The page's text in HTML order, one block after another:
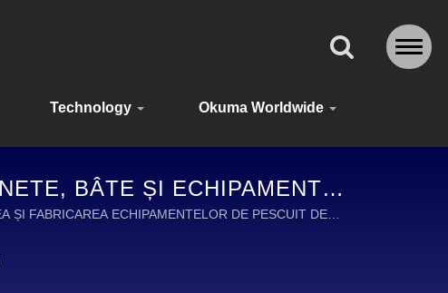
Technology Okuma Worldwide
BÂTE ȘI ECHIPAMENTE
AVENTURĂ
ȘI FABRICAREA ECHIPAMENTELOR DE PESCUIT DE